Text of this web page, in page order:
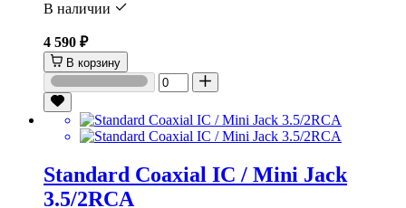
В наличии
4 590 ₽
В корзину
Standard Coaxial IC / Mini Jack
3.5/2RCA